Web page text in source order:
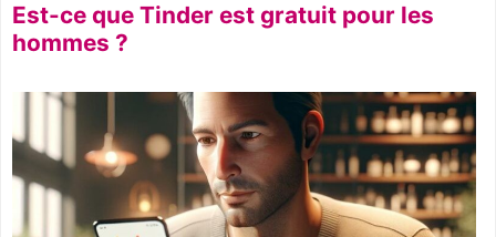
Est-ce que Tinder est gratuit pour les
hommes ?